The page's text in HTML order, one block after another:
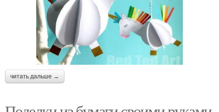
читать дальше →